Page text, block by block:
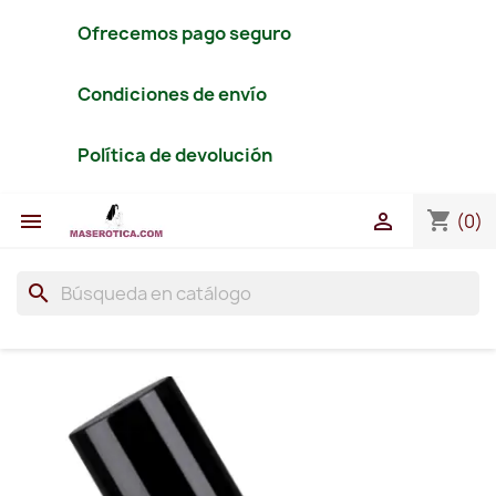
Ofrecemos pago seguro
Condiciones de envío
Política de devolución
 shopping_cart (0)

search